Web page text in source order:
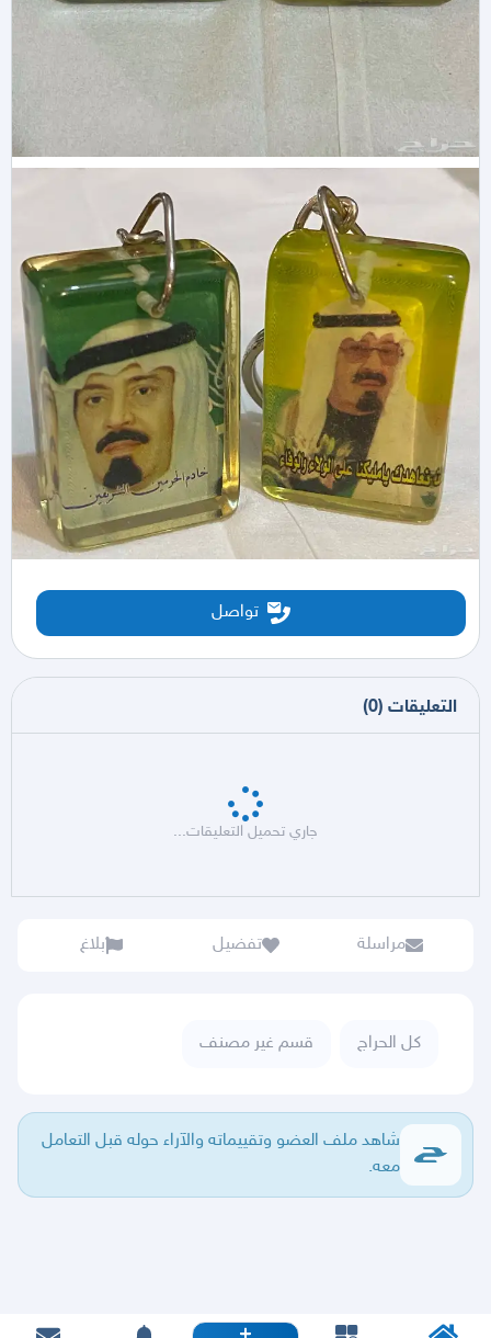
تواصل
التعليقات (
0
)
جاري تحميل التعليقات...
مراسلة تفضيل بلاغ
كل الحراج قسم غير مصنف
شاهد ملف العضو وتقييماته والآراء حوله قبل التعامل
معه.